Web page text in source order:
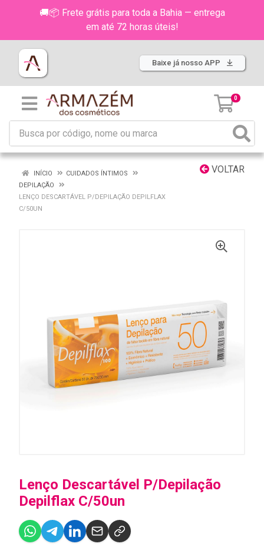
🚚📦 Frete grátis para toda a Bahia — entrega
em até 72 horas úteis!
Baixe já nosso APP
0
VOLTAR
INÍCIO
CUIDADOS ÍNTIMOS
DEPILAÇÃO
LENÇO DESCARTÁVEL P/DEPILAÇÃO DEPILFLAX
C/50UN
Lenço Descartável P/Depilação
Depilflax C/50un